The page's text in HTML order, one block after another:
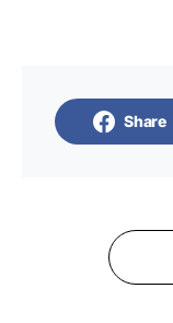
Share